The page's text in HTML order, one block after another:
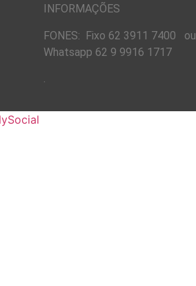
INFORMAÇÕES
FONES: Fixo 62 3911 7400 ou
Whatsapp 62 9 9916 1717
.